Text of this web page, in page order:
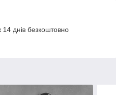
днів безкоштовно